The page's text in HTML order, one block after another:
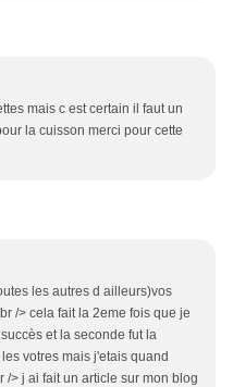
mais c est certain il faut un
la cuisson merci pour cette
les autres d ailleurs)vos
/> cela fait la 2eme fois que je
et la seconde fut la
votres mais j'etais quand
/> j ai fait un article sur mon blog